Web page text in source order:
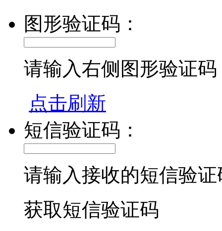
图形验证码：
请输入右侧图形验证码
点击刷新
短信验证码：
请输入接收的短信验证
获取短信验证码